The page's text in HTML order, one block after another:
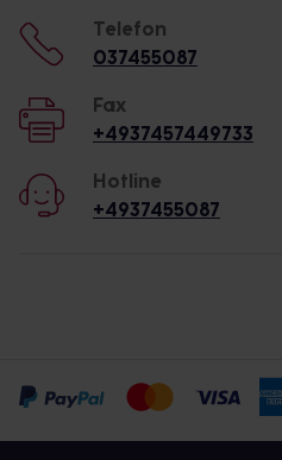
Telefon
037455087
Fax
+4937457449733
Hotline
+4937455087